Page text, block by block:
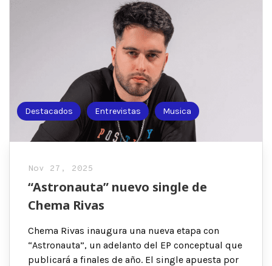
Destacados Entrevistas Musica
Nov 27, 2025
“Astronauta” nuevo single de
Chema Rivas
Chema Rivas inaugura una nueva etapa con
“Astronauta”, un adelanto del EP conceptual que
publicará a finales de año. El single apuesta por